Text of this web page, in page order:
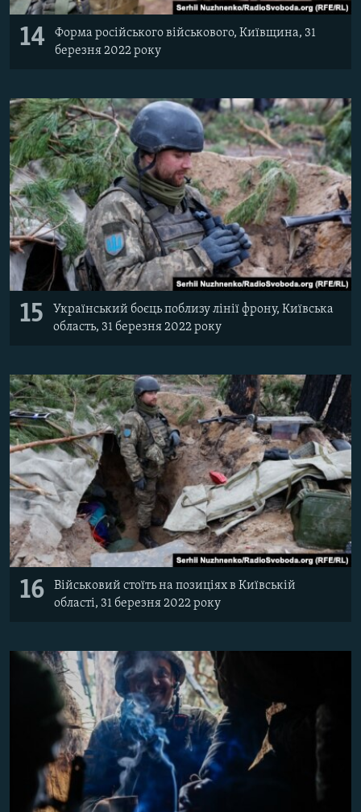
14
Форма російського військового, Київщина, 31
березня 2022 року
15
Український боєць поблизу лінії фрону, Київська
область, 31 березня 2022 року
16
Військовий стоїть на позиціях в Київській
області, 31 березня 2022 року